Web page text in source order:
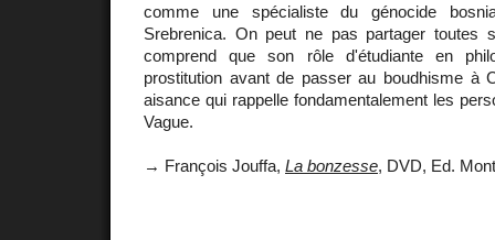
comme une spécialiste du génocide
Srebrenica. On peut ne pas partager toutes
comprend que son rôle d'étudiante en
prostitution avant de passer au boudhisme à
aisance qui rappelle fondamentalement les
Vague.
→ François Jouffa, La bonzesse, DVD, Ed.